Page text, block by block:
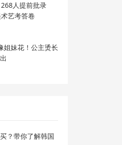
人提前批录
艺考答卷
姐妹花！公主烫长
？带你了解韩国